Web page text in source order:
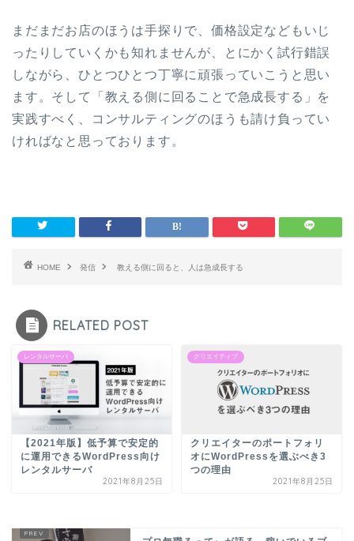
まだまだお店のほうは手探りで、価格設定などもいじ
ったりしていくかも知れませんが、とにかく試行錯誤
しながら、ひとつひとつ丁寧に頑張っていこうと思い
ます。そして「教える側に回ることで急成長する」を
実践すべく、コンサルティングのほうも請け負ってい
ければなと思っております。
HOME 発信 教える側に回ると、人は急成長する
RELATED POST
レンタルサーバ
【2021年版】低予算で安定的
に運用できるWordPress向け
レンタルサーバ
2021年8月25日
クリエイティブ
クリエイターのポートフォリ
オにWordPressを選ぶべき3
つの理由
2021年8月25日